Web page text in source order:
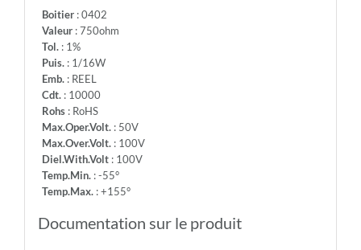
Boitier: 0402
Valeur: 750ohm
Tol.: 1%
Puis.: 1/16W
Emb.: REEL
Cdt.: 10000
Rohs: RoHS
Max.Oper.Volt.: 50V
Max.Over.Volt.: 100V
Diel.With.Volt: 100V
Temp.Min.: -55°
Temp.Max.: +155°
Documentation sur le produit